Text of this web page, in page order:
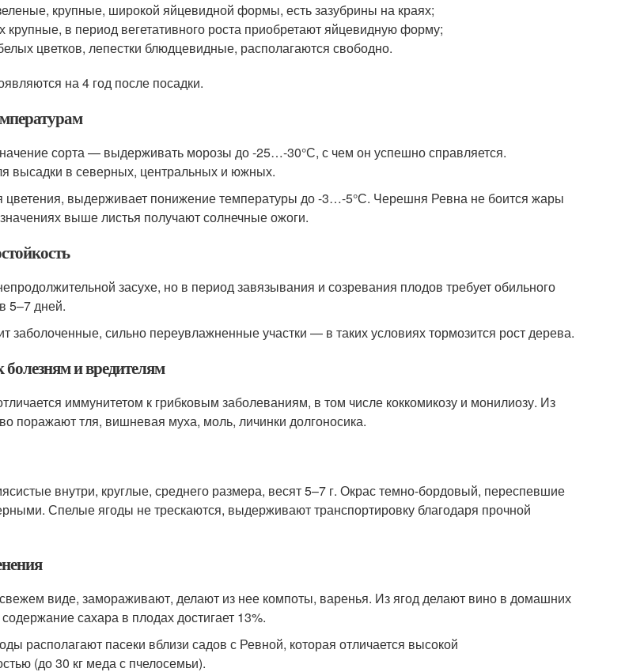
крупные, широкой яйцевидной формы, есть зазубрины на краях;
крупные, в период вегетативного роста приобретают яйцевидную форму;
цветков, лепестки блюдцевидные, располагаются свободно.
на 4 год после посадки.
сорта — выдерживать морозы до -25…-30°С, с чем он успешно справляется.
высадки в северных, центральных и южных.
цветения, выдерживает понижение температуры до -3…-5°С. Черешня Ревна не боится жары
выше листья получают солнечные ожоги.
засухе, но в период завязывания и созревания плодов требует обильного
5–7 дней.
заболоченные, сильно переувлажненные участки — в таких условиях тормозится рост дерева.
болезням и вредителям
иммунитетом к грибковым заболеваниям, в том числе коккомикозу и монилиозу. Из
поражают тля, вишневая муха, моль, личинки долгоносика.
внутри, круглые, среднего размера, весят 5–7 г. Окрас темно-бордовый, переспевшие
Спелые ягоды не трескаются, выдерживают транспортировку благодаря прочной
виде, замораживают, делают из нее компоты, варенья. Из ягод делают вино в домашних
содержание сахара в плодах достигает 13%.
располагают пасеки вблизи садов с Ревной, которая отличается высокой
(до 30 кг меда с пчелосемьи).